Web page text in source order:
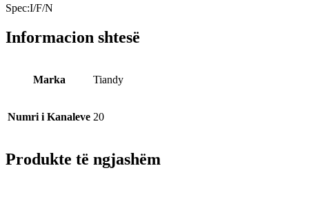
Spec:I/F/N
Informacion shtesë
Marka Tiandy
Numri i Kanaleve 20
Produkte të ngjashëm